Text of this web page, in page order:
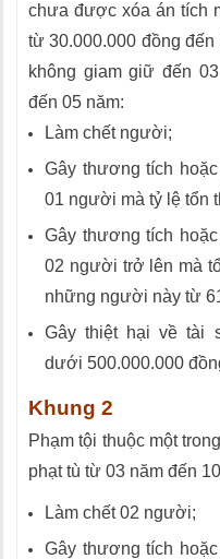
chưa được xóa án tích
từ 30.000.000 đồng
không giam giữ đến
đến 05 năm:
Làm chết người;
Gây thương tích
01 người mà tỷ lệ tổn
Gây thương tích
02 người trở lên mà
những người này từ
Gây thiệt hại về tài
dưới 500.000.000
Khung 2
Phạm tội thuộc một
phạt tù từ 03 năm đến
Làm chết 02 người;
Gây thương tích